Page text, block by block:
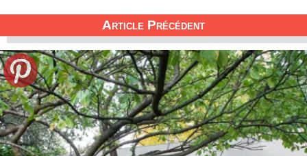
Article Précédent